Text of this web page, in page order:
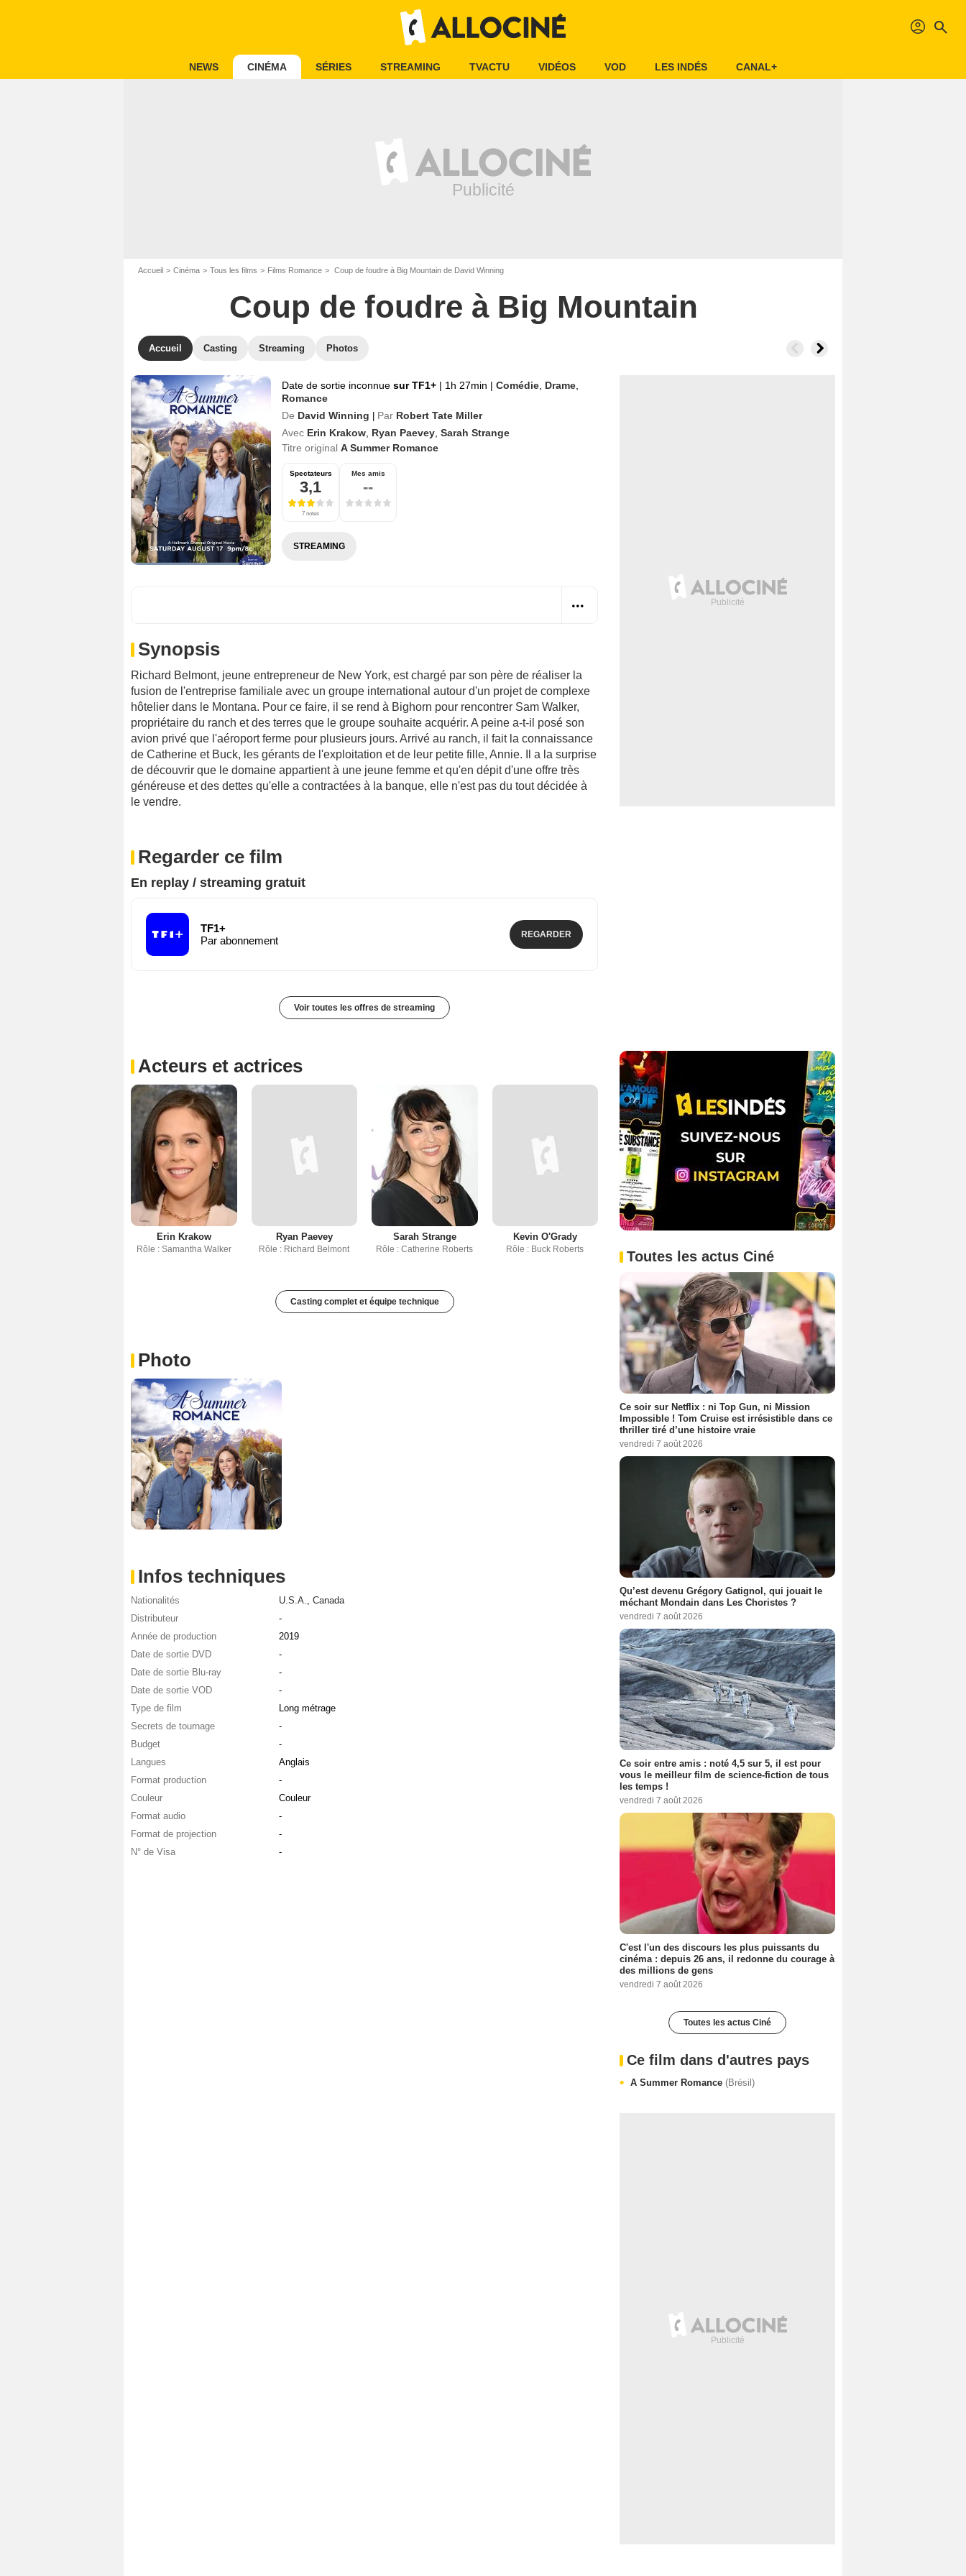
profil search
NEWS CINÉMA SÉRIES STREAMING TVACTU VIDÉOS VOD LES INDÉS CANAL+
Accueil Cinéma Tous les films Films Romance Coup de foudre à Big Mountain de David Winning
Coup de foudre à Big Mountain
Accueil Casting Streaming Photos
Date de sortie inconnue sur TF1+ | 1h 27min | Comédie Drame
Romance
De David Winning Par Robert Tate Miller
Avec Erin Krakow Ryan Paevey Sarah Strange
Titre original A Summer Romance
Spectateurs
3,1
7 notes
Mes amis
--
STREAMING
Synopsis
Richard Belmont, jeune entrepreneur de New York, est chargé par son père de réaliser la
fusion de l'entreprise familiale avec un groupe international autour d'un projet de complexe
hôtelier dans le Montana. Pour ce faire, il se rend à Bighorn pour rencontrer Sam Walker,
propriétaire du ranch et des terres que le groupe souhaite acquérir. A peine a-t-il posé son
avion privé que l'aéroport ferme pour plusieurs jours. Arrivé au ranch, il fait la connaissance
de Catherine et Buck, les gérants de l'exploitation et de leur petite fille, Annie. Il a la surprise
de découvrir que le domaine appartient à une jeune femme et qu'en dépit d'une offre très
généreuse et des dettes qu'elle a contractées à la banque, elle n'est pas du tout décidée à
le vendre.
Regarder ce film
En replay / streaming gratuit
TF1+
Par abonnement
REGARDER
Voir toutes les offres de streaming
Acteurs et actrices
Erin Krakow
Rôle : Samantha Walker
Ryan Paevey
Rôle : Richard Belmont
Sarah Strange
Rôle : Catherine Roberts
Kevin O'Grady
Rôle : Buck Roberts
Casting complet et équipe technique
Photo
Infos techniques
Nationalités U.S.A.
Canada
Distributeur
-
Année de production
2019
Date de sortie DVD
-
Date de sortie Blu-ray
-
Date de sortie VOD
-
Type de film
Long métrage
Secrets de tournage
-
Budget
-
Langues
Anglais
Format production
-
Couleur
Couleur
Format audio
-
Format de projection
-
N° de Visa
-
Toutes les actus Ciné
Ce soir sur Netflix : ni Top Gun, ni Mission
Impossible ! Tom Cruise est irrésistible dans ce
thriller tiré d’une histoire vraie
vendredi 7 août 2026
Qu’est devenu Grégory Gatignol, qui jouait le
méchant Mondain dans Les Choristes ?
vendredi 7 août 2026
Ce soir entre amis : noté 4,5 sur 5, il est pour
vous le meilleur film de science-fiction de tous
les temps !
vendredi 7 août 2026
C'est l'un des discours les plus puissants du
cinéma : depuis 26 ans, il redonne du courage à
des millions de gens
vendredi 7 août 2026
Toutes les actus Ciné
Ce film dans d'autres pays
A Summer Romance (Brésil)